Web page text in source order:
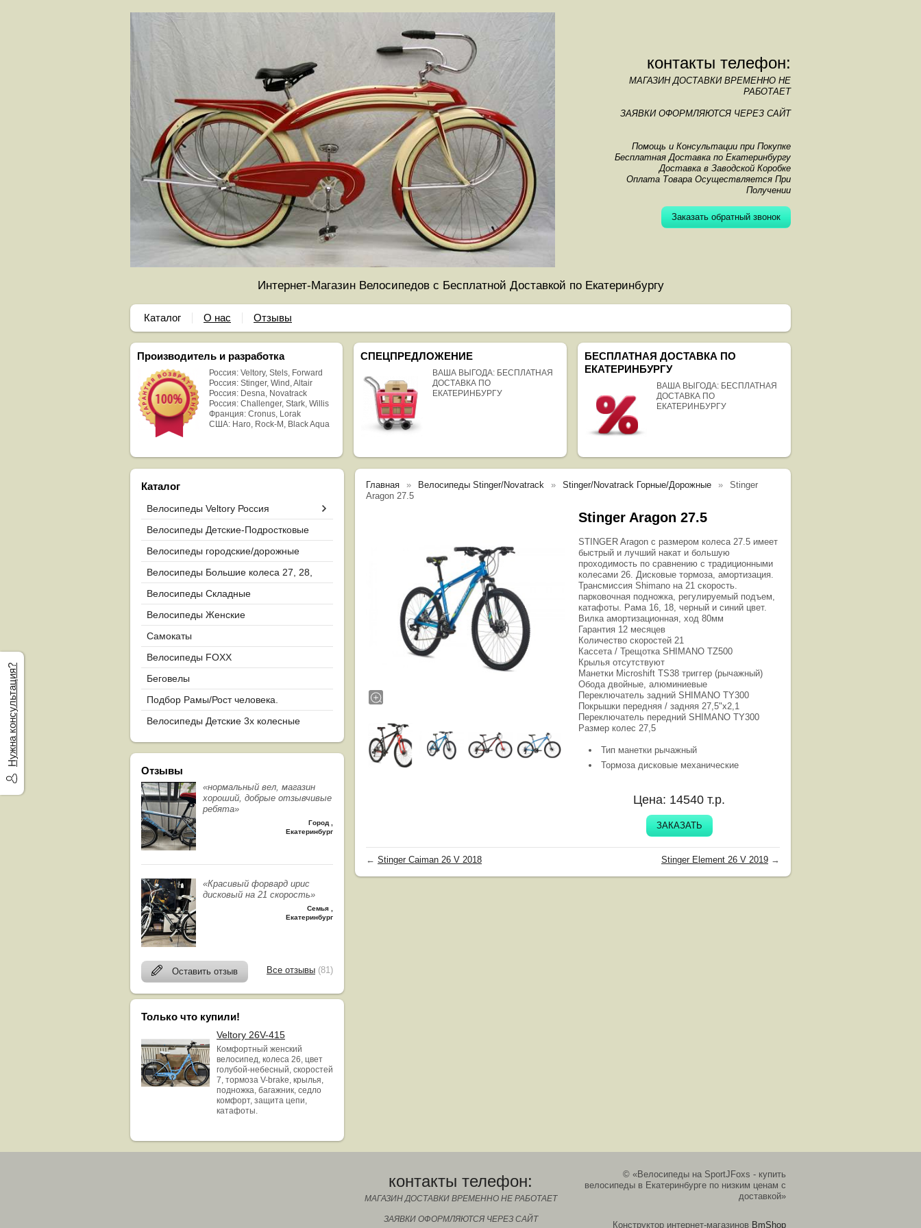
контакты телефон:
МАГАЗИН ДОСТАВКИ ВРЕМЕННО НЕ
РАБОТАЕТ
ЗАЯВКИ ОФОРМЛЯЮТСЯ ЧЕРЕЗ САЙТ
Помощь и Консультации при Покупке
Бесплатная Доставка по Екатеринбургу
Доставка в Заводской Коробке
Оплата Товара Осуществляется При
Получении
Заказать обратный звонок
Интернет-Магазин Велосипедов с Бесплатной Доставкой по Екатеринбургу
Каталог О нас Отзывы
Производитель и разработка
Россия: Veltory, Stels, Forward
Россия: Stinger, Wind, Altair
Россия: Desna, Novatrack
Россия: Challenger, Stark, Willis
Франция: Cronus, Lorak
США: Haro, Rock-M, Black Aqua
СПЕЦПРЕДЛОЖЕНИЕ
ВАША ВЫГОДА: БЕСПЛАТНАЯ
ДОСТАВКА ПО
ЕКАТЕРИНБУРГУ
БЕСПЛАТНАЯ ДОСТАВКА ПО
ЕКАТЕРИНБУРГУ
ВАША ВЫГОДА: БЕСПЛАТНАЯ
ДОСТАВКА ПО
ЕКАТЕРИНБУРГУ
Каталог
Велосипеды Veltory Россия
Велосипеды Детские-Подростковые
Велосипеды городские/дорожные
Велосипеды Большие колеса 27, 28,
29
Велосипеды Складные
Велосипеды Женские
Самокаты
Велосипеды FOXX
Беговелы
Подбор Рамы/Рост человека.
Велосипеды Детские 3х колесные
Отзывы
«нормальный вел, магазин
хороший, добрые отзывчивые
ребята»
Город
Екатеринбург
«Красивый форвард ирис
дисковый на 21 скорость»
Семья
Екатеринбург
Оставить отзыв Все отзывы (81)
Только что купили!
Veltory 26V-415
Комфортный женский
велосипед, колеса 26, цвет
голубой-небесный, скоростей
7, тормоза V-brake, крылья,
подножка, багажник, седло
комфорт, защита цепи,
катафоты.
Главная Велосипеды Stinger/Novatrack Stinger/Novatrack Горные/Дорожные
Stinger
Aragon 27.5
Stinger Aragon 27.5
STINGER Aragon с размером колеса 27.5 имеет
быстрый и лучший накат и большую
проходимость по сравнению с традиционными
колесами 26. Дисковые тормоза, амортизация.
Трансмиссия Shimano на 21 скорость.
парковочная подножка, регулируемый подъем,
катафоты. Рама 16, 18, черный и синий цвет.
Вилка амортизационная, ход 80мм
Гарантия 12 месяцев
Количество скоростей 21
Кассета / Трещотка SHIMANO TZ500
Крылья отсутствуют
Манетки Microshift TS38 триггер (рычажный)
Обода двойные, алюминиевые
Переключатель задний SHIMANO TY300
Покрышки передняя / задняя 27,5"х2,1
Переключатель передний SHIMANO TY300
Размер колес 27,5
Тип манетки рычажный
Тормоза дисковые механические
Цена: 14540 т.р.
ЗАКАЗАТЬ
← Stinger Caiman 26 V 2018 Stinger Element 26 V 2019 →
© «Велосипеды на SportJFoxs - купить
велосипеды в Екатеринбурге по низким ценам с
доставкой»
Конструктор интернет-магазинов BmShop
контакты телефон:
МАГАЗИН ДОСТАВКИ ВРЕМЕННО НЕ РАБОТАЕТ
ЗАЯВКИ ОФОРМЛЯЮТСЯ ЧЕРЕЗ САЙТ
Нужна консультация?